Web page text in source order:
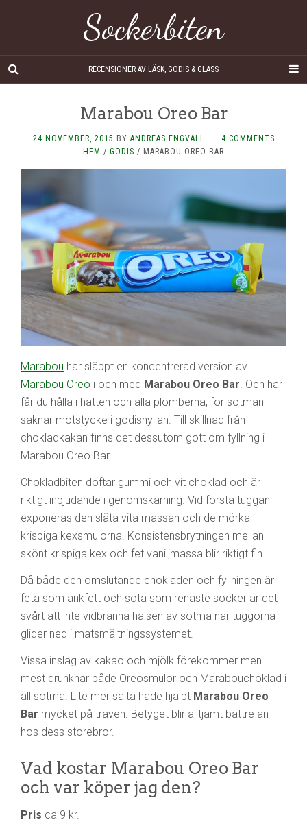
Sockerbiten
RECENSIONER AV LÄSK, GODIS & GLASS
Marabou Oreo Bar
24 NOVEMBER, 2015 BY ANDREAS ENGVALL ·
4 COMMENTS
HEM / GODIS / MARABOU OREO BAR
Marabou har släppt en koncentrerad version av
Marabou Oreo i och med Marabou Oreo Bar . Och här
får du hålla i hatten och alla plomberna, för sötman
saknar motstycke i godishyllan. Till skillnad från
chokladkakan finns det dessutom gott om fyllning i
Marabou Oreo Bar.
Chokladbiten doftar gummi och vit choklad och är
riktigt inbjudande i genomskärning. Vid första tuggan
exponeras den släta vita massan och de mörka
krispiga kexsmulorna. Konsistensbrytningen mellan
skönt krispiga kex och fet vaniljmassa blir riktigt fin.
Då både den omslutande chokladen och fyllningen är
feta som ankfett och söta som renaste socker är det
svårt att inte vidbränna halsen av sötma när tuggorna
glider ned i matsmältningssystemet.
Vissa inslag av kakao och mjölk förekommer men
mest drunknar både Oreosmulor och Marabouchoklad i
all sötma. Lite mer sälta hade hjälpt Marabou Oreo
Bar mycket på traven. Betyget blir alltjämt bättre än
hos dess storebror.
Vad kostar Marabou Oreo Bar
och var köper jag den?
Pris ca 9 kr.